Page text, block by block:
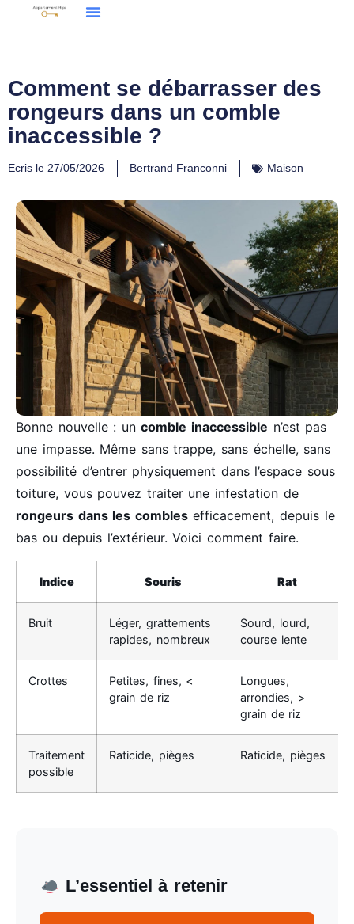
Comment se débarrasser des
rongeurs dans un comble
inaccessible ?
Ecris le 27/05/2026 Bertrand Franconni Maison
Bonne nouvelle : uncomble inaccessible n’est pas
une impasse. Même sans trappe, sans échelle, sans
possibilité d’entrer physiquement dans l’espace sous
toiture, vous pouvez traiter une infestation de
rongeurs dans les comblesefficacement, depuis le
bas ou depuis l’extérieur. Voici comment faire.
Indice Souris Rat
Bruit
Léger, grattements
rapides, nombreux
Sourd, lourd,
course lente
Crottes
Petites, fines, <
grain de riz
Longues,
arrondies, >
grain de riz
Traitement
possible
Raticide, pièges Raticide, pièges
L’essentiel à retenir